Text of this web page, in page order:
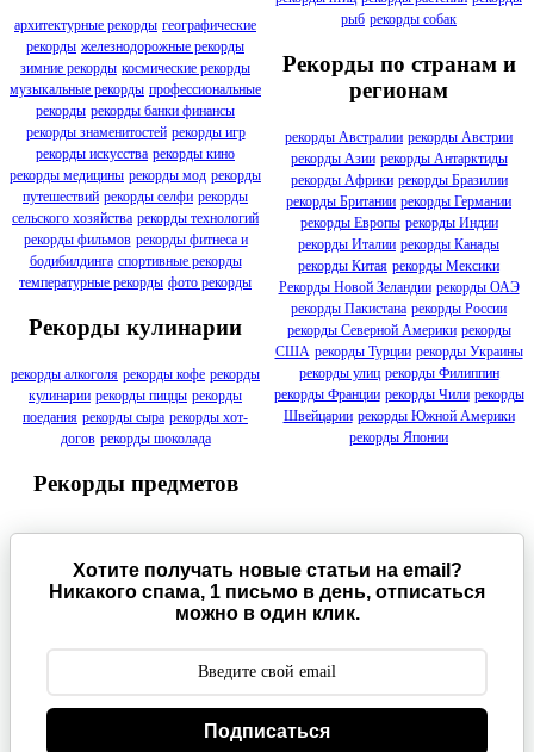
архитектурные рекорды географические
рекорды железнодорожные рекорды
зимние рекорды космические рекорды
музыкальные рекорды профессиональные
рекорды рекорды банки финансы
рекорды знаменитостей рекорды игр
рекорды искусства рекорды кино
рекорды медицины рекорды мод рекорды
путешествий рекорды селфи рекорды
сельского хозяйства рекорды технологий
рекорды фильмов рекорды фитнеса и
бодибилдинга спортивные рекорды
температурные рекорды фото рекорды
Рекорды кулинарии
рекорды алкоголя рекорды кофе рекорды
кулинарии рекорды пиццы рекорды
поедания рекорды сыра рекорды хот-
догов рекорды шоколада
Рекорды предметов
рыб рекорды собак
Рекорды по странам и
регионам
рекорды Австралии рекорды Австрии
рекорды Азии рекорды Антарктиды
рекорды Африки рекорды Бразилии
рекорды Британии рекорды Германии
рекорды Европы рекорды Индии
рекорды Италии рекорды Канады
рекорды Китая рекорды Мексики
Рекорды Новой Зеландии рекорды ОАЭ
рекорды Пакистана рекорды России
рекорды Северной Америки рекорды
США рекорды Турции рекорды Украины
рекорды улиц рекорды Филиппин
рекорды Франции рекорды Чили рекорды
Швейцарии рекорды Южной Америки
рекорды Японии
Хотите получать новые статьи на email?
Никакого спама, 1 письмо в день, отписаться
можно в один клик.
Подписаться